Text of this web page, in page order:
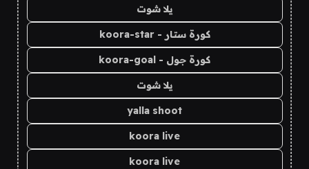
يلا شوت
كورة ستار - koora-star
كورة جول - koora-goal
يلا شوت
yalla shoot
koora live
koora live